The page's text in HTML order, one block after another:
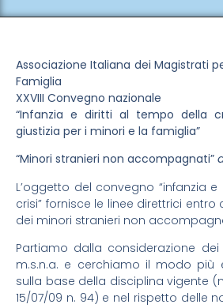
Associazione Italiana dei Magistrati
Famiglia
XXVIII Convegno nazionale
“Infanzia e diritti al tempo della
giustizia per i minori e la famiglia”
“Minori stranieri non accompagnati”
L’oggetto del convegno “infanzia
crisi” fornisce le linee direttrici
dei minori stranieri non
Partiamo dalla considerazione
m.s.n.a. e cerchiamo il modo più
sulla base della disciplina vigente
15/07/09 n. 94) e nel rispetto delle